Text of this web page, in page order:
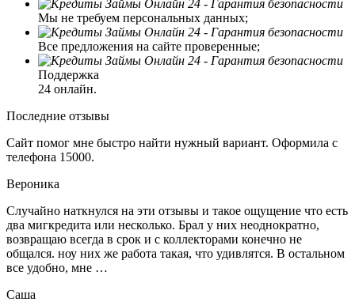
Мы не требуем персональных данных;
Все предложения на сайте проверенные;
Поддержка
24 онлайн.
Последние отзывы
Сайт помог мне быстро найти нужный вариант. Оформила с
телефона 15000.
Вероника
Случайно наткнулся на эти отзывы и такое ощущение что есть
два мигкредита или несколько. Брал у них неоднократно,
возвращаю всегда в срок и с коллекторами конечно не
общался. ноу них же работа такая, что удивлятся. В остальном
все удобно, мне …
Саша